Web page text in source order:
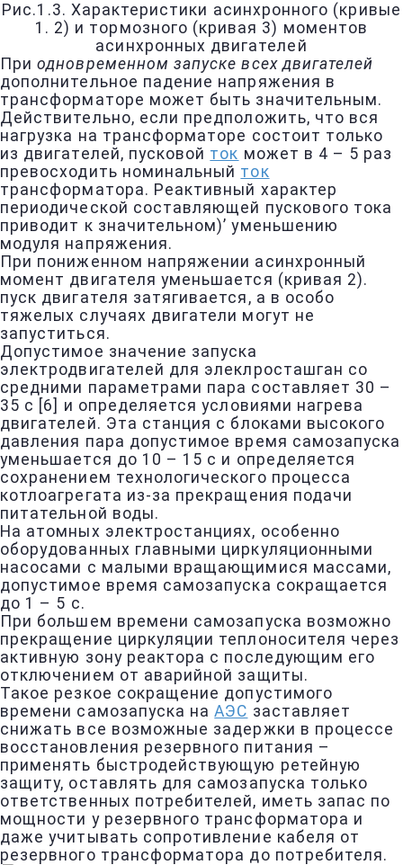
Рис.1.3. Характеристики асинхронного (кривые
1. 2) и тормозного (кривая 3) моментов
асинхронных двигателей
Приодновременном запуске всех двигателей
дополнительное падение напряжения в
трансформаторе может быть значительным.
Действительно, если предположить, что вся
нагрузка на трансформаторе состоит только
из двигателей, пусковой ток может в 4 – 5 раз
превосходить номинальный ток
трансформатора. Реактивный характер
периодической составляющей пускового тока
приводит к значительном)’ уменьшению
модуля напряжения.
При пониженном напряжении асинхронный
момент двигателя уменьшается (кривая 2).
пуск двигателя затягивается, а в особо
тяжелых случаях двигатели могут не
запуститься.
Допустимое значение запуска
электродвигателей для элеклросташган со
средними параметрами пара составляет 30 –
35 с [6] и определяется условиями нагрева
двигателей. Эта станция с блоками высокого
давления пара допустимое время самозапуска
уменьшается до 10 – 15 с и определяется
сохранением технологического процесса
котлоагрегата из-за прекращения подачи
питательной воды.
На атомных электростанциях, особенно
оборудованных главными циркуляционными
насосами с малыми вращающимися массами,
допустимое время самозапуска сокращается
до 1 – 5 с.
При большем времени самозапуска возможно
прекращение циркуляции теплоносителя через
активную зону реактора с последующим его
отключением от аварийной защиты.
Такое резкое сокращение допустимого
времени самозапуска наАЭС заставляет
снижать все возможные задержки в процессе
восстановления резервного питания –
применять быстродействующую ретейную
защиту, оставлять для самозапуска только
ответственных потребителей, иметь запас по
мощности у резервного трансформатора и
даже учитывать сопротивление кабеля от
резервного трансформатора до потребителя.